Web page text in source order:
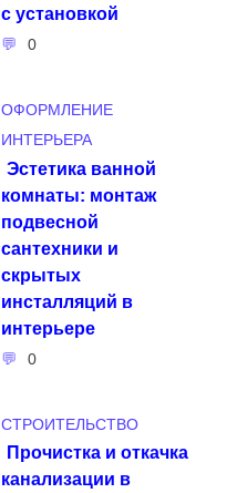
с установкой
0
ОФОРМЛЕНИЕ
ИНТЕРЬЕРА
Эстетика ванной
комнаты: монтаж
подвесной
сантехники и
скрытых
инсталляций в
интерьере
0
СТРОИТЕЛЬСТВО
Прочистка и откачка
канализации в